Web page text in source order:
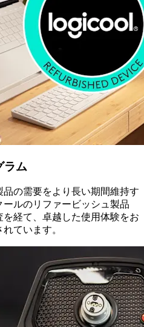
ラム
の需要をより長い期間維持す
ルのリファービッシュ製品
経て、卓越した使用体験をお
ています。